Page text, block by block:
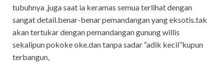
tubuhnya ,juga saat ia keramas semua terlihat dengan
sangat detail.benar-benar pemandangan yang eksotis.tak
akan tertukar dengan pemandangan gunung willis
sekalipun pokoke oke.dan tanpa sadar “adik kecil”kupun
terbangun,